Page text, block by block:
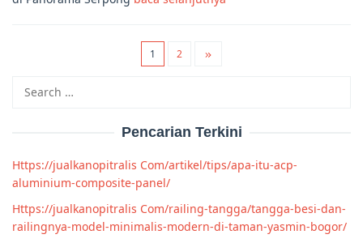
1 2
for:
Pencarian Terkini
Https://jualkanopitralis Com/artikel/tips/apa-itu-acp-
aluminium-composite-panel/
Https://jualkanopitralis Com/railing-tangga/tangga-besi-dan-
railingnya-model-minimalis-modern-di-taman-yasmin-bogor/